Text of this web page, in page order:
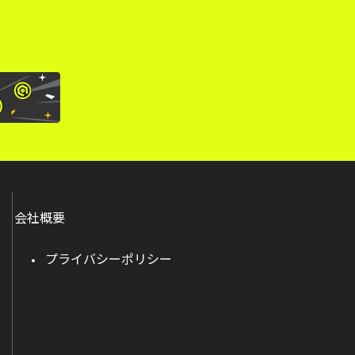
会社概要
プライバシーポリシー